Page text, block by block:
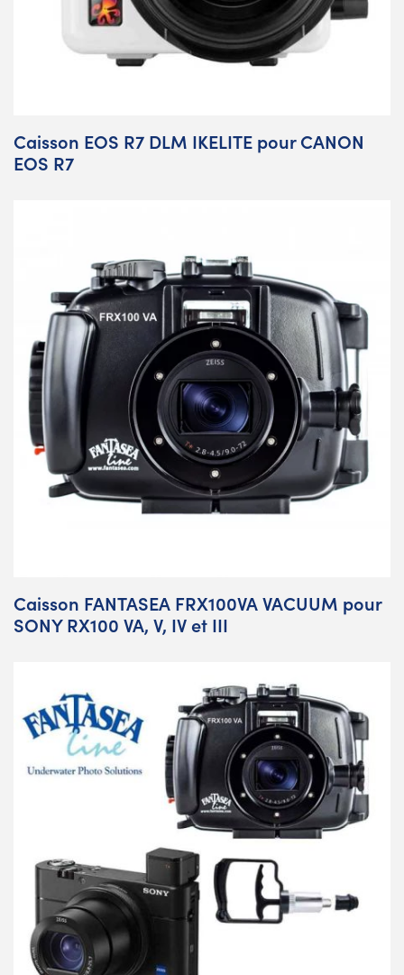
Caisson EOS R7 DLM IKELITE pour CANON
EOS R7
Caisson FANTASEA FRX100VA VACUUM pour
SONY RX100 VA, V, IV et III